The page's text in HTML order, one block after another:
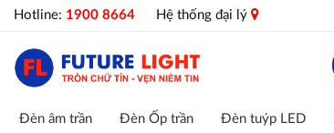
Hotline: 1900 8664 Hệ thống đại lý
Đèn âm trần Đèn Ốp trần Đèn tuýp LED